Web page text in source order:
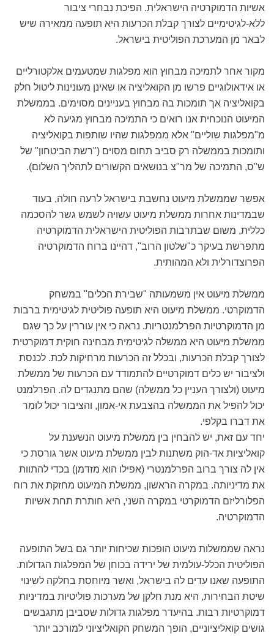
אשיות הדמוקרטיה הישראלית. הפיכת נבחרי ציבור
ללא-לגיטימיים לצורך קבלת הכרעות היא תופעה ממאירה שיש
לבאר מן המערכת הפוליטית בישראל.
מקור אחר לתמיכה מבחוץ הוא מפלגות שמטעמים אלקטורליים
או אידאולוגיים פרשו מן הקואליציה או שאינן מעונינות ליטול חלק
בקואליציה אך תומכות בה מבחוץ בעניינים מסוימים. בממשלת
המיעוט הנוכחית אנו רואים כי התמיכה מבחוץ מגיעה לא
מ"מפלגות שוליים" אלא ממפלגות שהיו שותפות בקואליציה
ותומכות בממשלה רק סביב תחום מסוים ("רשת הביטחון" של
ש"ס, התמיכה של מר"צ בנושאים הקשורים לתהליך השלום).
אפשר שממשלת מיעוט נחשבת בישראל לרעה חולה, בעוד
שבמדינות אחרות ממשלת מיעוט עשויה לשמש גשר להסכמה
כללית, משום שבתרבות הפוליטית הישראלית הדמוקרטיה
מתפרשת בעיקר כ"שלטון הרוב", דהיינו ברוח הדמוקרטיה
הפרוצדורלית ולא המהותית.
ממשלת מיעוט אין משמעותה "שבירת הכלים" במשחק
הדמוקרטי. ממשלת מיעוט היא תופעה פוליטית לגיטימית ברבות
מן הדמוקרטיות הפרלמנטריות. נראה כי אין עוררין על כך שגם
ממשלת מיעוט היא ממשלה לגיטימית מבחינה חוקית דמוקרטית
לצורך קבלת הכרעות, ובכלל זה הכרעות מרחיקות לכת. לכנסת
ולציבור יש כלים דמוקרטיים להתמודד עם הכרעות של ממשלת
מיעוט (ולצורך העניין כל ממשלה) שהם מתנגדים לה. הפרלמנט
יכול להפיל את הממשלה בהצבעת אי-אמון, והציבור יכול לומר
את דברו בקלפי.
יחד עם זאת, יש להבחין בין ממשלת מיעוט הנשענת על
קואליציות אד-הוק משתנות לבין ממשלת מיעוט אשר גורסת כי
אין לה צורך ברוב הפרלמנטרי (אפילו הוא מזדמן) בכדי להתוות
את מדיניותה. במקרה הראשון, ממשלת המיעוט מחזקת את רוח
הפלורליזם הדמוקרטי במקרה השני, היא חותרת תחת אשיות
הדמוקרטיה.
נראה שממשלות מיעוט הופכות שכיחות יותר גם בשל התופעה
הפוליטית הכלל-עולמית של ירידה בכוחן של המפלגות הגדולות.
התופעה שאנו עדים לה בישראל, ואשר מיוחסת בחלקה לשינוי
שיטת הבחירות, היא מנת חלקן של מערכות פוליטיות במדיניות
דמוקרטיות רבות. בהיעדר מפלגות גדולות שסביבן מתגבשים
גושים קואליציוניים, הופך המשחק הקואליציוני למורכב יותר